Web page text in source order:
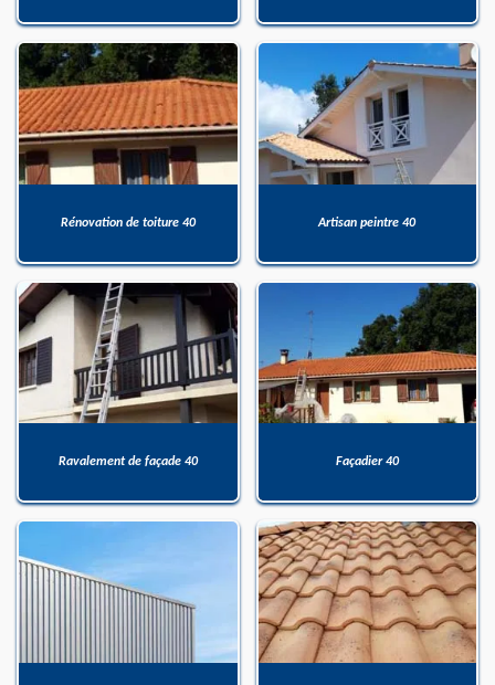
Rénovation de toiture 40 Artisan peintre 40
Ravalement de façade 40 Façadier 40